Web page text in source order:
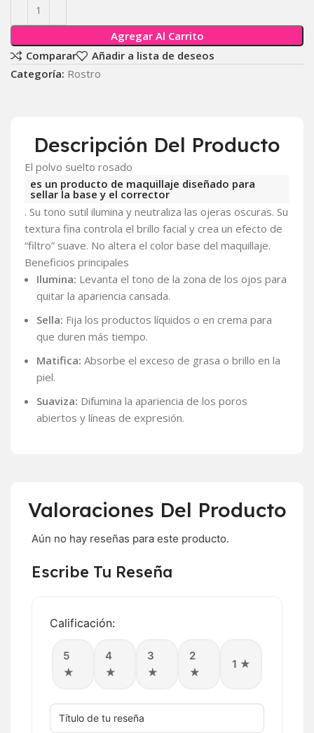
Agregar Al Carrito
Comparar
Añadir a lista de deseos
Categoría: Rostro
Descripción Del Producto
El polvo suelto rosado
es un producto de maquillaje diseñado para
sellar la base y el corrector
. Su tono sutil ilumina y neutraliza las ojeras oscuras. Su
textura fina controla el brillo facial y crea un efecto de
“filtro” suave. No altera el color base del maquillaje.
Beneficios principales
Ilumina: Levanta el tono de la zona de los ojos para
quitar la apariencia cansada.
Sella: Fija los productos líquidos o en crema para
que duren más tiempo.
Matifica: Absorbe el exceso de grasa o brillo en la
piel.
Suaviza: Difumina la apariencia de los poros
abiertos y líneas de expresión.
Valoraciones Del Producto
Aún no hay reseñas para este producto.
Escribe Tu Reseña
Calificación:
5
★
4
★
3
★
2
★
1 ★